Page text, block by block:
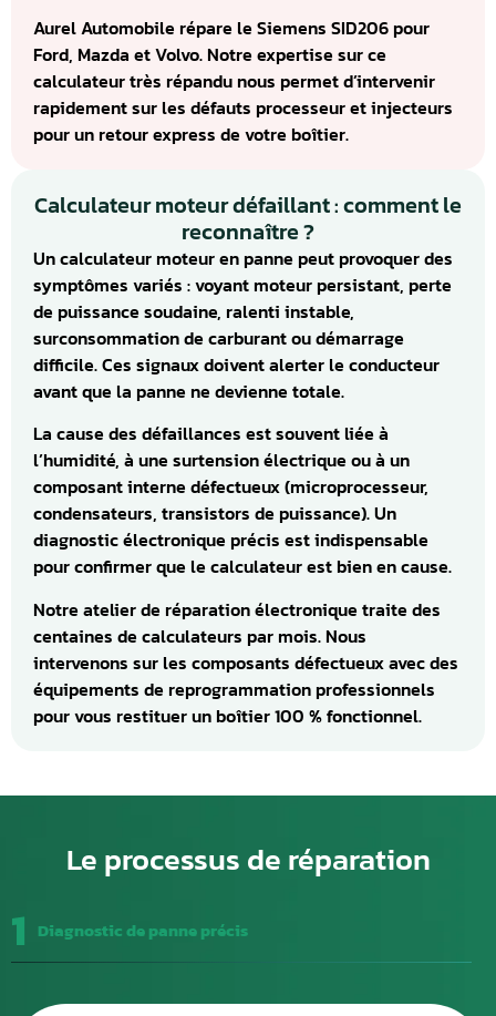
Aurel Automobile répare le Siemens SID206 pour
Ford, Mazda et Volvo. Notre expertise sur ce
calculateur très répandu nous permet d’intervenir
rapidement sur les défauts processeur et injecteurs
pour un retour express de votre boîtier.
Calculateur moteur défaillant : comment le
reconnaître ?
Un calculateur moteur en panne peut provoquer des
symptômes variés : voyant moteur persistant, perte
de puissance soudaine, ralenti instable,
surconsommation de carburant ou démarrage
difficile. Ces signaux doivent alerter le conducteur
avant que la panne ne devienne totale.
La cause des défaillances est souvent liée à
l’humidité, à une surtension électrique ou à un
composant interne défectueux (microprocesseur,
condensateurs, transistors de puissance). Un
diagnostic électronique précis est indispensable
pour confirmer que le calculateur est bien en cause.
Notre atelier de réparation électronique traite des
centaines de calculateurs par mois. Nous
intervenons sur les composants défectueux avec des
équipements de reprogrammation professionnels
pour vous restituer un boîtier 100 % fonctionnel.
Le processus de réparation
1 Diagnostic de panne précis